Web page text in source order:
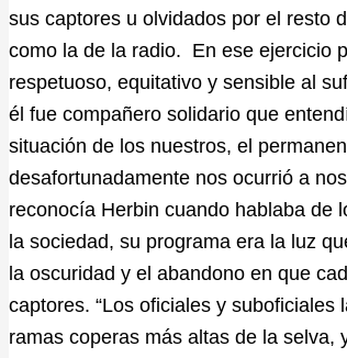
sus captores u olvidados por el resto
como la de la radio. En ese ejercicio
respetuoso, equitativo y sensible al
él fue compañero solidario que
situación de los nuestros, el
desafortunadamente nos ocurrió a
reconocía Herbin cuando hablaba de
la sociedad, su programa era la luz
la oscuridad y el abandono en que
captores. “Los oficiales y
ramas coperas más altas de la selva,